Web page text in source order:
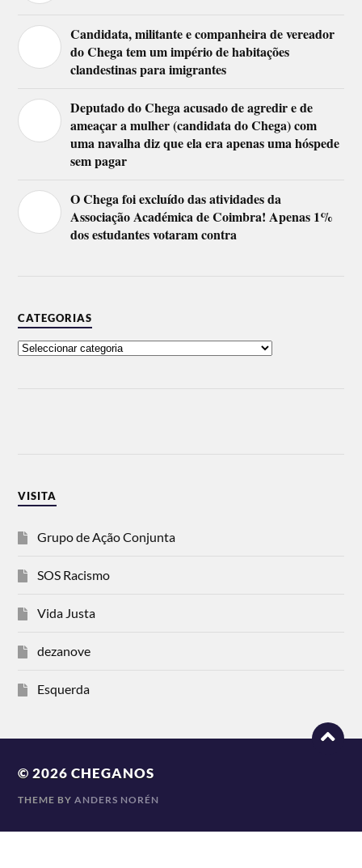
Candidata, militante e companheira de vereador
do Chega tem um império de habitações
clandestinas para imigrantes
Deputado do Chega acusado de agredir e de
ameaçar a mulher (candidata do Chega) com
uma navalha diz que ela era apenas uma hóspede
sem pagar
O Chega foi excluído das atividades da
Associação Académica de Coimbra! Apenas 1%
dos estudantes votaram contra
CATEGORIAS
VISITA
Grupo de Ação Conjunta
SOS Racismo
Vida Justa
dezanove
Esquerda
© 2026CHEGANOS
THEME BYANDERS NORÉN